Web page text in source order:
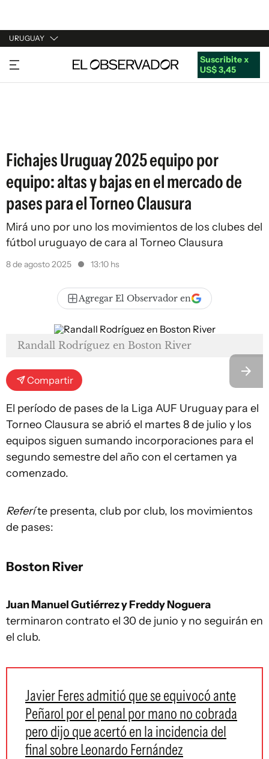
URUGUAY
URUGUAY
ARGENTINA
Suscribite x
US$ 3,45
Fichajes Uruguay 2025 equipo por
equipo: altas y bajas en el mercado de
pases para el Torneo Clausura
Mirá uno por uno los movimientos de los clubes del
fútbol uruguayo de cara al Torneo Clausura
8 de agosto 2025 13:10 hs
Agregar El Observador en
Randall Rodríguez en Boston River
Compartir
El período de pases de la Liga AUF Uruguay para el
Torneo Clausura se abrió el martes 8 de julio y los
equipos siguen sumando incorporaciones para el
segundo semestre del año con el certamen ya
comenzado.
Referíte presenta, club por club, los movimientos
de pases:
Boston River
Juan Manuel Gutiérrez y Freddy Noguera
terminaron contrato el 30 de junio y no seguirán en
el club.
Javier Feres admitió que se equivocó ante
Peñarol por el penal por mano no cobrada
pero dijo que acertó en la incidencia del
final sobre Leonardo Fernández